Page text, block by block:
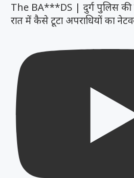
The BA***DS | दुर्ग पुलिस की
रात में कैसे टूटा अपराधियों का